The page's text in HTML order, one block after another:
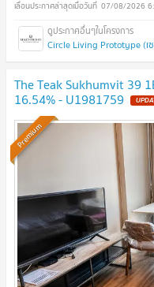
07/08/2026
Circle Living Prototype (เ
The Teak Sukhumvit 39
16.54% - U1981759
Premium